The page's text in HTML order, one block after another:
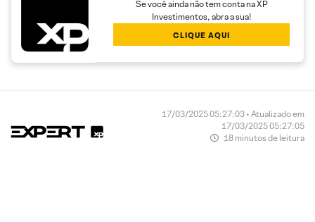
Se você ainda não tem conta na XP
Investimentos, abra a sua!
CLIQUE AQUI
17/03/2025 05:27:03 • Atualizado em
17/03/2025 05:27:05
18 minutos de leitura